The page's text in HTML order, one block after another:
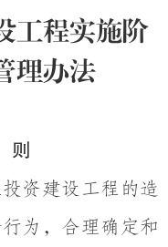
工程实施阶
理办法
资建设工程的造
为，合理确定和